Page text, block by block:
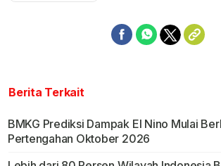
Berita Terkait
BMKG Prediksi Dampak El Nino Mulai
Pertengahan Oktober 2026